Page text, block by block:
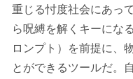
重じる忖度社会にあっ
ら呪縛を解くキーにな
ロンプト）を前提に、
とができるツールだ。